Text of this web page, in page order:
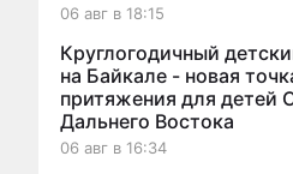
06 авг в 18:15
Круглогодичный
на Байкале - новая
притяжения для детей
Дальнего Востока
06 авг в 16:34